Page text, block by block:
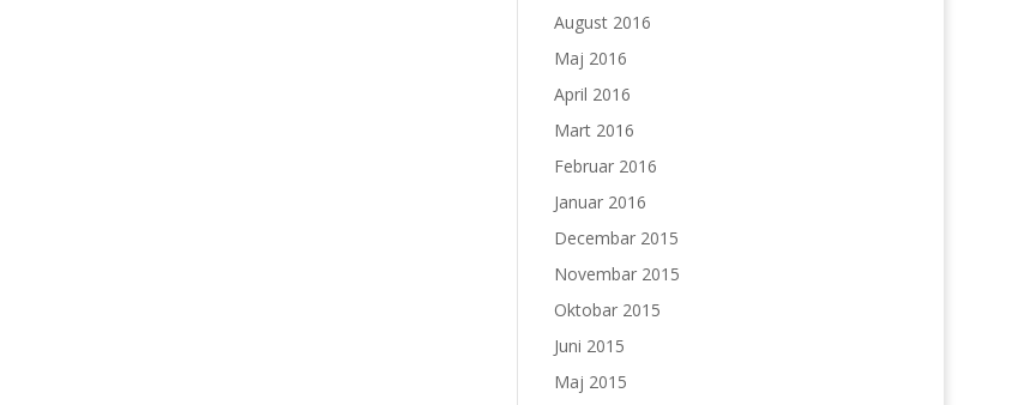
August 2016
Maj 2016
April 2016
Mart 2016
Februar 2016
Januar 2016
Decembar 2015
Novembar 2015
Oktobar 2015
Juni 2015
Maj 2015